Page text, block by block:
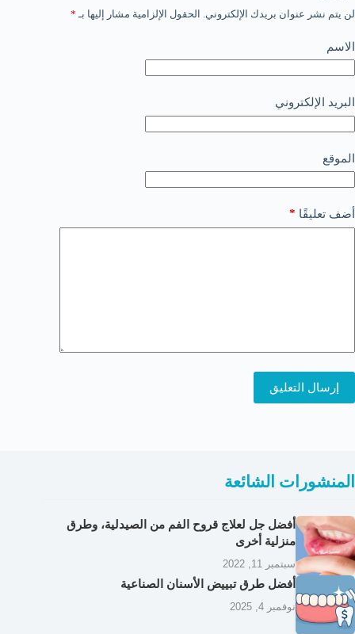
لن يتم نشر عنوان بريدك الإلكتروني. الحقول الإلزامية مشار إليها بـ *
الاسم
البريد الإلكتروني
الموقع
أضف تعليقًا *
إرسال التعليق
المنشورات الشائعة
أفضل جل لعلاج قروح الفم من الصيدلية، وطرق
منزلية أخرى
سبتمبر 11, 2022
أفضل طرق تبييض الأسنان الصناعية
نوفمبر 4, 2025